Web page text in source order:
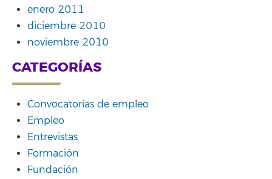
enero 2011
diciembre 2010
noviembre 2010
CATEGORÍAS
Convocatorias de empleo
Empleo
Entrevistas
Formación
Fundación